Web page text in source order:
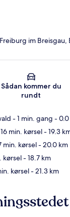
Kort
im Breisgau,
Sådan kommer du
rundt
- 1 min. gang -
min. kørsel- 19.3
min. kørsel- 20.0 km
kørsel- 18.7 km
kørsel- 21.3 km